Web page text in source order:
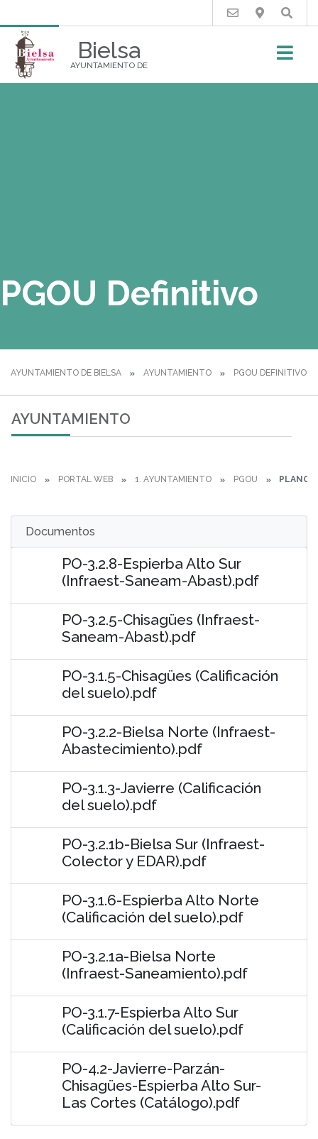
Bielsa
AYUNTAMIENTO DE
Buscar
PGOU Definitivo
AYUNTAMIENTO DE BIELSA AYUNTAMIENTO PGOU DEFINITIVO
AYUNTAMIENTO
INICIO PORTAL WEB 1. AYUNTAMIENTO PGOU PLANOS
Documentos
PO-3.2.8-Espierba Alto Sur
(Infraest-Saneam-Abast).pdf
PO-3.2.5-Chisagües (Infraest-
Saneam-Abast).pdf
PO-3.1.5-Chisagües (Calificación
del suelo).pdf
PO-3.2.2-Bielsa Norte (Infraest-
Abastecimiento).pdf
PO-3.1.3-Javierre (Calificación
del suelo).pdf
PO-3.2.1b-Bielsa Sur (Infraest-
Colector y EDAR).pdf
PO-3.1.6-Espierba Alto Norte
(Calificación del suelo).pdf
PO-3.2.1a-Bielsa Norte
(Infraest-Saneamiento).pdf
PO-3.1.7-Espierba Alto Sur
(Calificación del suelo).pdf
PO-4.2-Javierre-Parzán-
Chisagües-Espierba Alto Sur-
Las Cortes (Catálogo).pdf